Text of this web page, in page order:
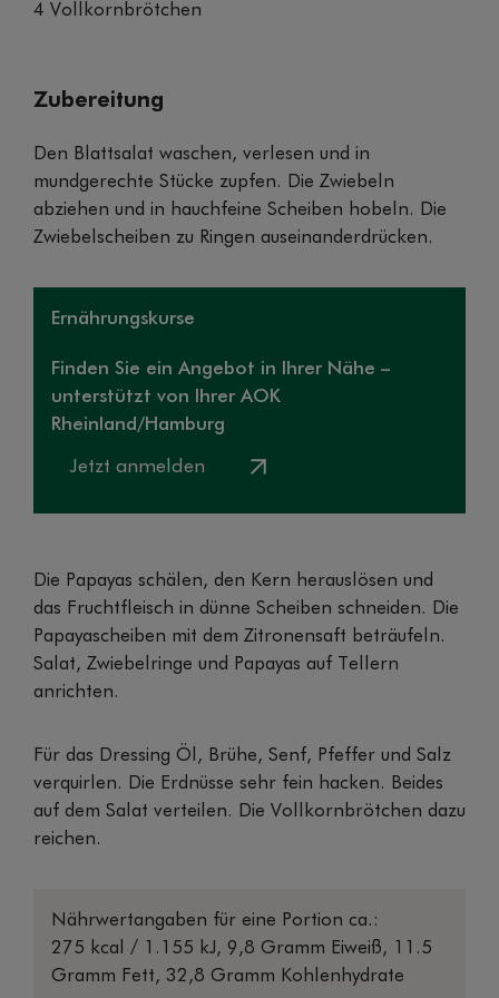
4 Vollkornbrötchen
Zubereitung
Den Blattsalat waschen, verlesen und in
mundgerechte Stücke zupfen. Die Zwiebeln
abziehen und in hauchfeine Scheiben hobeln. Die
Zwiebelscheiben zu Ringen auseinanderdrücken.
Ernährungskurse
Finden Sie ein Angebot in Ihrer Nähe –
unterstützt von Ihrer AOK
Rheinland/Hamburg
Jetzt anmelden
Die Papayas schälen, den Kern herauslösen und
das Fruchtfleisch in dünne Scheiben schneiden. Die
Papayascheiben mit dem Zitronensaft beträufeln.
Salat, Zwiebelringe und Papayas auf Tellern
anrichten.
Für das Dressing Öl, Brühe, Senf, Pfeffer und Salz
verquirlen. Die Erdnüsse sehr fein hacken. Beides
auf dem Salat verteilen. Die Vollkornbrötchen dazu
reichen.
Nährwertangaben für eine Portion ca.:
275 kcal / 1.155 kJ, 9,8 Gramm Eiweiß, 11.5
Gramm Fett, 32,8 Gramm Kohlenhydrate